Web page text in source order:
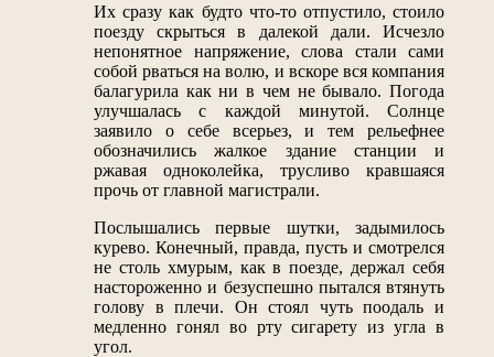
Их сразу как будто что-то отпустило, стоило
поезду скрыться в далекой дали. Исчезло
непонятное напряжение, слова стали сами
собой рваться на волю, и вскоре вся компания
балагурила как ни в чем не бывало. Погода
улучшалась с каждой минутой. Солнце
заявило о себе всерьез, и тем рельефнее
обозначились жалкое здание станции и
ржавая одноколейка, трусливо кравшаяся
прочь от главной магистрали.
Послышались первые шутки, задымилось
курево. Конечный, правда, пусть и смотрелся
не столь хмурым, как в поезде, держал себя
настороженно и безуспешно пытался втянуть
голову в плечи. Он стоял чуть поодаль и
медленно гонял во рту сигарету из угла в
угол.